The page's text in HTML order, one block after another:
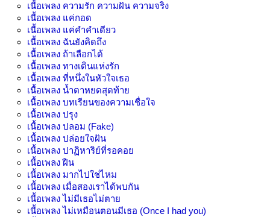
เนื้อเพลง ความรัก ความฝัน ความจริง
เนื้อเพลง แค่กอด
เนื้อเพลง แค่คำคำเดียว
เนื้อเพลง ฉันยังคิดถึง
เนื้อเพลง ถ้าเลือกได้
เนื้อเพลง ทางเดินแห่งรัก
เนื้อเพลง ที่หนึ่งในหัวใจเธอ
เนื้อเพลง น้ำตาหยดสุดท้าย
เนื้อเพลง บทเรียนของความเชื่อใจ
เนื้อเพลง ปรุง
เนื้อเพลง ปลอม (Fake)
เนื้อเพลง ปล่อยใจฝัน
เนื้อเพลง ปาฏิหาริย์ที่รอคอย
เนื้อเพลงฝืน
เนื้อเพลง มากไปใช่ไหม
เนื้อเพลง เมื่อสองเราได้พบกัน
เนื้อเพลงไม่มีเธอไม่ตาย
เนื้อเพลงไม่เหมือนตอนมีเธอ (Once I had you)